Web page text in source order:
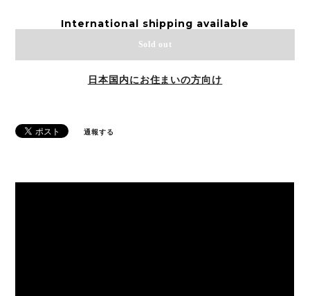
International shipping available
Sold out
日本国内にお住まいの方向け
通報する